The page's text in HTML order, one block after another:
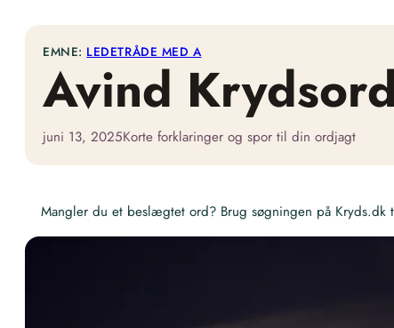
EMNE: LEDETRÅDE MED A
Avind Krydsord
juni 13, 2025Korte forklaringer og spor til din ordjagt
Mangler du et beslægtet ord? Brug søgningen på